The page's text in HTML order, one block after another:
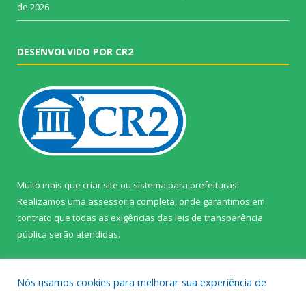
de 2026
DESENVOLVIDO POR CR2
Muito mais que criar site ou sistema para prefeituras!
Realizamos uma assessoria completa, onde garantimos em
contrato que todas as exigências das leis de transparência
pública serão atendidas.
Nós usamos cookies para melhorar sua experiência de